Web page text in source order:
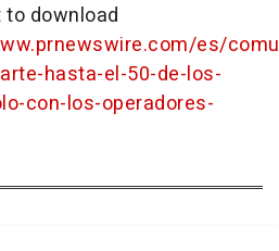
download
es/
hasta-el-50-de-los-
con-los-operadores-